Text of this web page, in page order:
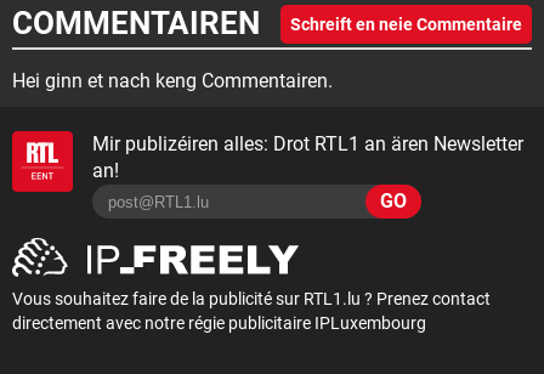
COMMENTAIREN Schreift en neie Commentaire
Hei ginn et nach keng Commentairen.
Mir publizéiren alles: Drot RTL1 an ären Newsletter
an!
GO
Vous souhaitez faire de la publicité sur RTL1.lu ? Prenez contact
directement avec notre régie publicitaire IPLuxembourg